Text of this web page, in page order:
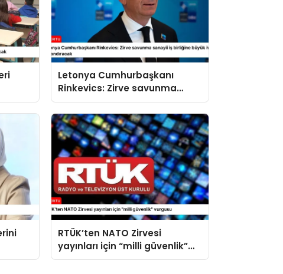
Letonya Cumhurbaşkanı
Rinkevics: Zirve savunma
sanayii iş birliğine büyük ivme
kazandıracak
RTÜK’ten NATO Zirvesi
yayınları için “milli güvenlik”
vurgusu